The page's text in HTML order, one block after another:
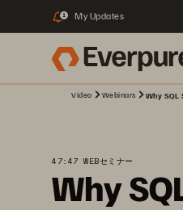
1 My Updates
Video Webinars Why SQL
47:47 WEBセミナー
Why